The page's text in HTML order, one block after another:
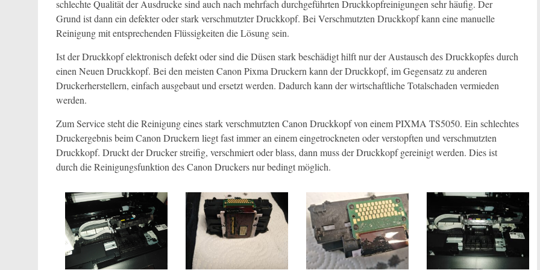
schlechte Qualität der Ausdrucke sind auch nach mehrfach durchgeführten Druckkopfreinigungen sehr häufig. Der
Grund ist dann ein defekter oder stark verschmutzter Druckkopf. Bei Verschmutzten Druckkopf kann eine manuelle
Reinigung mit entsprechenden Flüssigkeiten die Lösung sein.
Ist der Druckkopf elektronisch defekt oder sind die Düsen stark beschädigt hilft nur der Austausch des Druckkopfes durch
einen Neuen Druckkopf. Bei den meisten Canon Pixma Druckern kann der Druckkopf, im Gegensatz zu anderen
Druckerherstellern, einfach ausgebaut und ersetzt werden. Dadurch kann der wirtschaftliche Totalschaden vermieden
werden.
Zum Service steht die Reinigung eines stark verschmutzten Canon Druckkopf von einem PIXMA TS5050. Ein schlechtes
Druckergebnis beim Canon Druckern liegt fast immer an einem eingetrockneten oder verstopften und verschmutzten
Druckkopf. Druckt der Drucker streifig, verschmiert oder blass, dann muss der Druckkopf gereinigt werden. Dies ist
durch die Reinigungsfunktion des Canon Druckers nur bedingt möglich.